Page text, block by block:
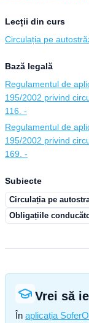
Lecții din curs
Circulația pe
Bază legală
Regulamentul de
195/2002 privind
116. -
Regulamentul de
195/2002 privind
169. -
Subiecte
Circulația pe
Obligațiile
Vrei să
În aplicația